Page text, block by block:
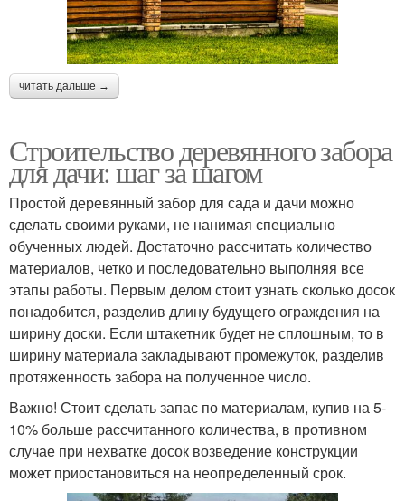
читать дальше →
Строительство деревянного забора
для дачи: шаг за шагом
Простой деревянный забор для сада и дачи можно
сделать своими руками, не нанимая специально
обученных людей. Достаточно рассчитать количество
материалов, четко и последовательно выполняя все
этапы работы. Первым делом стоит узнать сколько досок
понадобится, разделив длину будущего ограждения на
ширину доски. Если штакетник будет не сплошным, то в
ширину материала закладывают промежуток, разделив
протяженность забора на полученное число.
Важно! Стоит сделать запас по материалам, купив на 5-
10% больше рассчитанного количества, в противном
случае при нехватке досок возведение конструкции
может приостановиться на неопределенный срок.